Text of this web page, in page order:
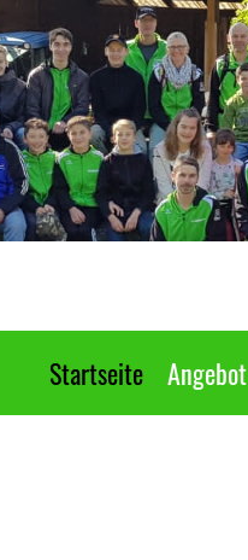
Startseite Angebot